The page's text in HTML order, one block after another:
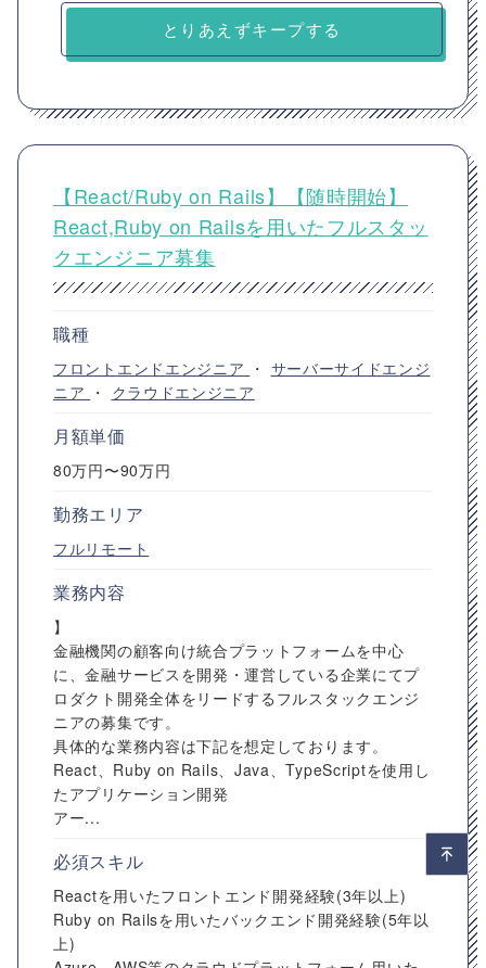
とりあえずキープする
【React/Ruby on Rails】【随時開始】
React,Ruby on Railsを用いたフルスタッ
クエンジニア募集
職種
フロントエンドエンジニア ・ サーバーサイドエンジ
ニア ・ クラウドエンジニア
月額単価
80万円〜90万円
勤務エリア
フルリモート
業務内容
】
金融機関の顧客向け統合プラットフォームを中心
に、金融サービスを開発・運営している企業にてプ
ロダクト開発全体をリードするフルスタックエンジ
ニアの募集です。
具体的な業務内容は下記を想定しております。
React、Ruby on Rails、Java、TypeScriptを使用し
たアプリケーション開発
アー...
必須スキル
Reactを用いたフロントエンド開発経験(3年以上)
Ruby on Railsを用いたバックエンド開発経験(5年以
上)